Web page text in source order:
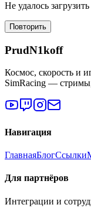
Не удалось
Повторить
PrudN1koff
Космос, скорость и
SimRacing —
Навигация
ГлавнаяБлогСсылки
Для партнёров
Интеграции и